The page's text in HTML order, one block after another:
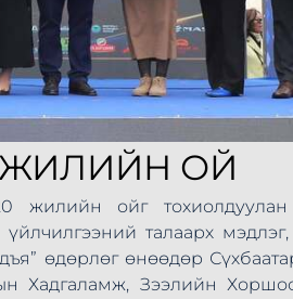
ЖИЛИЙН ОЙ
жилийн ойг
талаарх
өдөрлөг өнөөдөр
Хадгаламж, Зээлийн